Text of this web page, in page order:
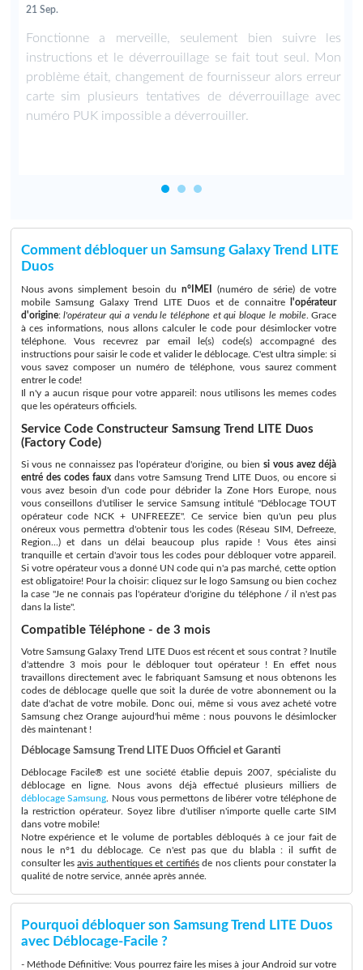
21 Sep.
Fonctionne a merveille, seulement bien suivre les
instructions et le déverrouillage se fait tout seul. Mon
problème était, changement de fournisseur alors erreur
carte sim plusieurs tentatives de déverrouillage avec
numéro PUK impossible a déverrouiller.
Comment débloquer un Samsung Galaxy Trend LITE
Duos
Nous avons simplement besoin du n°IMEI
(numéro de série) de votre
mobile Samsung Galaxy Trend LITE Duos et de connaitre
l'opérateur
d'origine:l'opérateur qui a vendu le téléphone et qui bloque le mobile. Grace
à ces informations, nous allons calculer le code pour désimlocker votre
téléphone. Vous recevrez par email le(s) code(s) accompagné des
instructions pour saisir le code et valider le déblocage. C'est ultra simple: si
vous savez composer un numéro de téléphone, vous saurez comment
entrer le code!
Il n'y a aucun risque pour votre appareil: nous utilisons les memes codes
que les opérateurs officiels.
Service Code Constructeur Samsung Trend LITE Duos
(Factory Code)
Si vous ne connaissez pas l'opérateur d'origine, ou bien si vous avez déjà
entré des codes fauxdans votre Samsung Trend LITE Duos, ou encore si
vous avez besoin d'un code pour débrider la Zone Hors Europe, nous
vous conseillons d'utiliser le service Samsung intitulé "Déblocage TOUT
opérateur code NCK + UNFREEZE". Ce service bien qu'un peu plus
onéreux vous permettra d'obtenir tous les codes (Réseau SIM, Defreeze,
Region...) et dans un délai beaucoup plus rapide ! Vous êtes ainsi
tranquille et certain d'avoir tous les codes pour débloquer votre appareil.
Si votre opérateur vous a donné UN code qui n'a pas marché, cette option
est obligatoire! Pour la choisir: cliquez sur le logo Samsung ou bien cochez
la case "Je ne connais pas l'opérateur d'origine du téléphone / il n'est pas
dans la liste".
Compatible Téléphone - de 3 mois
Votre Samsung Galaxy Trend LITE Duos est récent et sous contrat ? Inutile
d'attendre 3 mois pour le débloquer tout opérateur ! En effet nous
travaillons directement avec le fabriquant Samsung et nous obtenons les
codes de déblocage quelle que soit la durée de votre abonnement ou la
date d'achat de votre mobile. Donc oui, même si vous avez acheté votre
Samsung chez Orange aujourd'hui même : nous pouvons le désimlocker
dès maintenant !
Déblocage Samsung Trend LITE Duos Officiel et Garanti
Déblocage Facile® est une société établie depuis 2007, spécialiste du
déblocage en ligne. Nous avons déjà effectué plusieurs milliers de
déblocage Samsung . Nous vous permettons de libérer votre téléphone de
la restriction opérateur. Soyez libre d'utiliser n'importe quelle carte SIM
dans votre mobile!
Notre expérience et le volume de portables débloqués à ce jour fait de
nous le n°1 du déblocage. Ce n'est pas que du blabla : il suffit de
consulter lesavis authentiques et certifiésde nos clients pour constater la
qualité de notre service, année après année.
Pourquoi débloquer son Samsung Trend LITE Duos
avec Déblocage-Facile ?
- Méthode Définitive: Vous pourrez faire les mises à jour Android sur votre